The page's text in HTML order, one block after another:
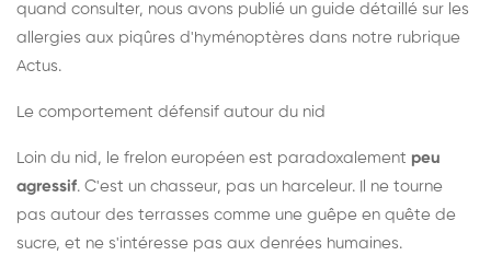
quand consulter, nous avons publié un guide détaillé sur les
allergies aux piqûres d'hyménoptères dans notre rubrique
Actus.
Le comportement défensif autour du nid
Loin du nid, le frelon européen est paradoxalement peu
agressif. C'est un chasseur, pas un harceleur. Il ne tourne
pas autour des terrasses comme une guêpe en quête de
sucre, et ne s'intéresse pas aux denrées humaines.